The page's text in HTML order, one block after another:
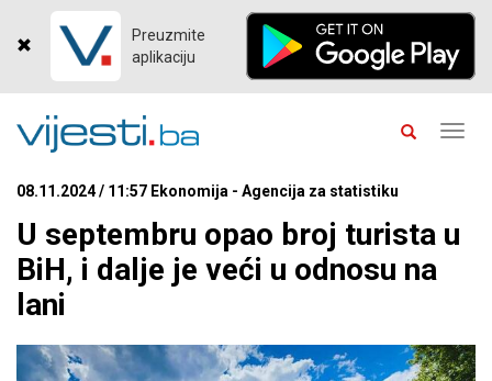
Preuzmite
aplikaciju
08.11.2024 / 11:57 Ekonomija - Agencija za statistiku
U septembru opao broj turista u
BiH, i dalje je veći u odnosu na
lani